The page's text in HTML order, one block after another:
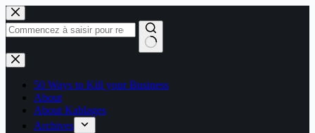
Passer
au
contenu
Aucun
résultat
50 Ways to Kill your Business
About
About Kablages
Archives